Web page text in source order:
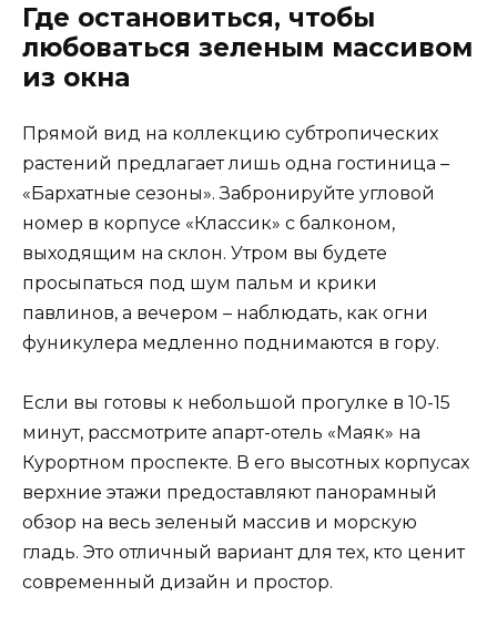
Где остановиться, чтобы
любоваться зеленым массивом
из окна
Прямой вид на коллекцию субтропических
растений предлагает лишь одна гостиница –
«Бархатные сезоны». Забронируйте угловой
номер в корпусе «Классик» с балконом,
выходящим на склон. Утром вы будете
просыпаться под шум пальм и крики
павлинов, а вечером – наблюдать, как огни
фуникулера медленно поднимаются в гору.
Если вы готовы к небольшой прогулке в 10-15
минут, рассмотрите апарт-отель «Маяк» на
Курортном проспекте. В его высотных корпусах
верхние этажи предоставляют панорамный
обзор на весь зеленый массив и морскую
гладь. Это отличный вариант для тех, кто ценит
современный дизайн и простор.